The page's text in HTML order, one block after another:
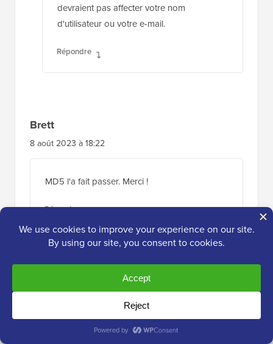
devraient pas affecter votre nom
d'utilisateur ou votre e-mail.
Répondre
Brett
8 août 2023 à 18:22
MD5 l'a fait passer. Merci !
Répondre
De rien ! Heureux que notre guide vous ait